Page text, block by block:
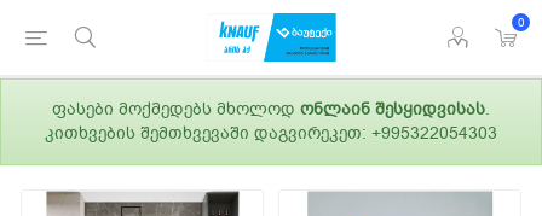
0
ფასები მოქმედებს მხოლოდ ონლაინ შესყიდვისას.
კითხვების შემთხვევაში დაგვირეკეთ: +995322054303